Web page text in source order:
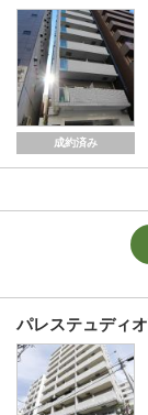
成約済み
パレステュディ